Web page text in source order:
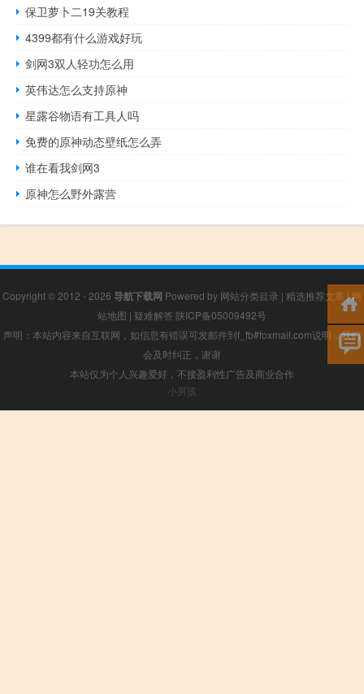
保卫萝卜二19关教程
4399都有什么游戏好玩
剑网3双人轻功怎么用
英伟达怎么支持原神
星露谷物语有工具人吗
免费的原神动态壁纸怎么弄
谁在看我剑网3
原神怎么野外露营
Copyright © 2012 - 2026 导航下载网 Powered by 网站分类目录 | 精选推荐文章 |网
站地图 | 疑难解答 陕ICP备05009492号
声明：本站内容来自互联网，如信息有错误可发邮件到f_fb#foxmail.com说明，我们
会及时纠正，谢谢
本站仅为个人兴趣爱好，不接盈利性广告及商业合作
小男孩